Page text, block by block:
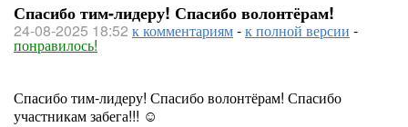
Спасибо тим-лидеру! Спасибо волонтёрам!
24-08-2025 18:52 к комментариям-к полной версии -
понравилось!
Спасибо тим-лидеру! Спасибо волонтёрам! Спасибо
участникам забега!!! ☺️